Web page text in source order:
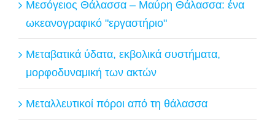
Μεσόγειος Θάλασσα – Μαύρη Θάλασσα: ένα
ωκεανογραφικό "εργαστήριο"
Μεταβατικά ύδατα, εκβολικά συστήματα,
μορφοδυναμική των ακτών
Μεταλλευτικοί πόροι από τη θάλασσα